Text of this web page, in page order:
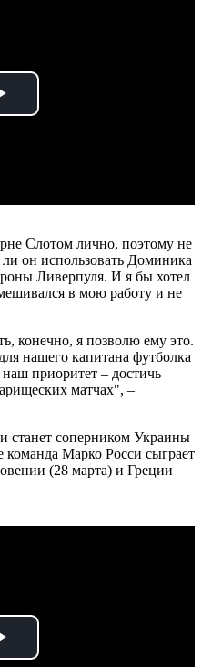
Слотом лично, поэтому не
он использовать Доминика
Ливерпуля. И я бы хотел
в мою работу и не
конечно, я позволю ему это.
нашего капитана футболка
приоритет – достичь
матчах", –
станет соперником Украины
Марко Росси сыграет
(28 марта) и Греции